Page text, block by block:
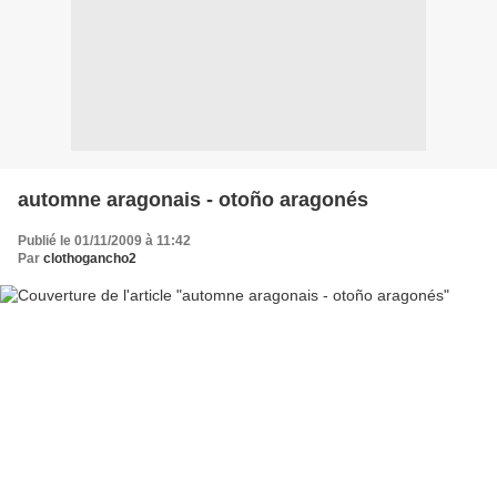
automne aragonais - otoño aragonés
Publié le 01/11/2009 à 11:42
Par clothogancho2